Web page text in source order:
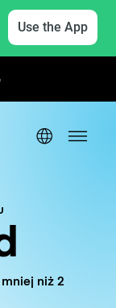
Use the App
niż 2